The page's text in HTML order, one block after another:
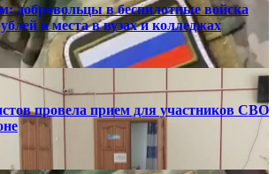
добровольцы в беспилотные войска
и места в вузах и колледжах
провела прием для участников СВО